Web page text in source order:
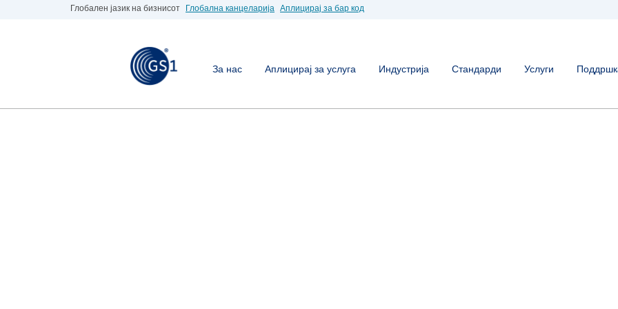
Глобален јазик на бизнисот Глобална канцеларија Аплицирај за бар код
За нас Аплицирај за услуга Индустрија Стандарди Услуги